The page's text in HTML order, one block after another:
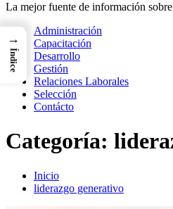
La mejor fuente de información
Menú
principal
Administración
Capacitación
Desarrollo
Gestión
Relaciones Laborales
Selección
Contácto
Categoría:
Inicio
liderazgo generativo
→
Índice